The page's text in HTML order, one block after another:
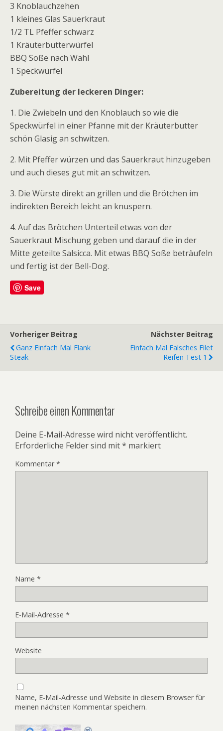
3 Knoblauchzehen
1 kleines Glas Sauerkraut
1/2 TL Pfeffer schwarz
1 Kräuterbutterwürfel
BBQ Soße nach Wahl
1 Speckwürfel
Zubereitung der leckeren Dinger:
1. Die Zwiebeln und den Knoblauch so wie die
Speckwürfel in einer Pfanne mit der Kräuterbutter
schön Glasig an schwitzen.
2. Mit Pfeffer würzen und das Sauerkraut hinzugeben
und auch dieses gut mit an schwitzen.
3. Die Würste direkt an grillen und die Brötchen im
indirekten Bereich leicht an knuspern.
4. Auf das Brötchen Unterteil etwas von der
Sauerkraut Mischung geben und darauf die in der
Mitte geteilte Salsicca. Mit etwas BBQ Soße beträufeln
und fertig ist der Bell-Dog.
Save
Vorheriger Beitrag
Ganz Einfach Mal Flank
Steak
Nächster Beitrag
Einfach Mal Falsches Filet
Reifen Test 1
Schreibe einen Kommentar
Deine E-Mail-Adresse wird nicht veröffentlicht.
Erforderliche Felder sind mit* markiert
Kommentar*
Name *
E-Mail-Adresse *
Website
Name, E-Mail-Adresse und Website in diesem Browser für
meinen nächsten Kommentar speichern.